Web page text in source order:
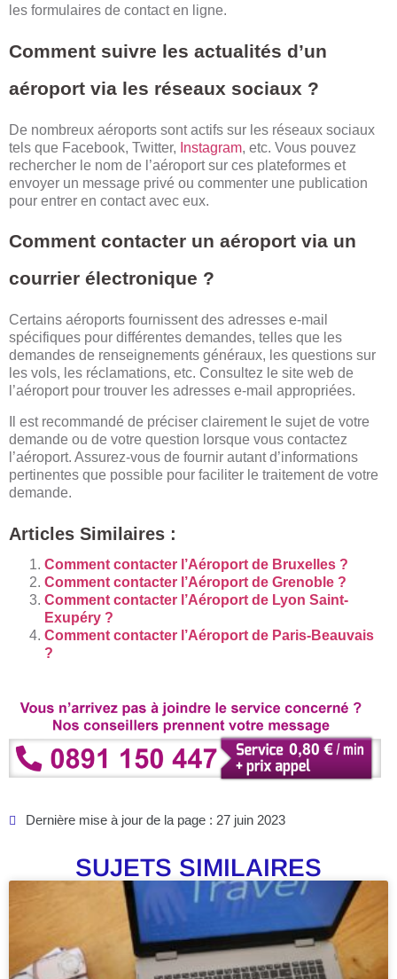
les formulaires de contact en ligne.
Comment suivre les actualités d’un
aéroport via les réseaux sociaux ?
De nombreux aéroports sont actifs sur les réseaux sociaux
tels que Facebook, Twitter, Instagram, etc. Vous pouvez
rechercher le nom de l’aéroport sur ces plateformes et
envoyer un message privé ou commenter une publication
pour entrer en contact avec eux.
Comment contacter un aéroport via un
courrier électronique ?
Certains aéroports fournissent des adresses e-mail
spécifiques pour différentes demandes, telles que les
demandes de renseignements généraux, les questions sur
les vols, les réclamations, etc. Consultez le site web de
l’aéroport pour trouver les adresses e-mail appropriées.
Il est recommandé de préciser clairement le sujet de votre
demande ou de votre question lorsque vous contactez
l’aéroport. Assurez-vous de fournir autant d’informations
pertinentes que possible pour faciliter le traitement de votre
demande.
Articles Similaires :
Comment contacter l’Aéroport de Bruxelles ?
Comment contacter l’Aéroport de Grenoble ?
Comment contacter l’Aéroport de Lyon Saint-
Exupéry ?
Comment contacter l’Aéroport de Paris-Beauvais
?
Dernière mise à jour de la page : 27 juin 2023
SUJETS SIMILAIRES